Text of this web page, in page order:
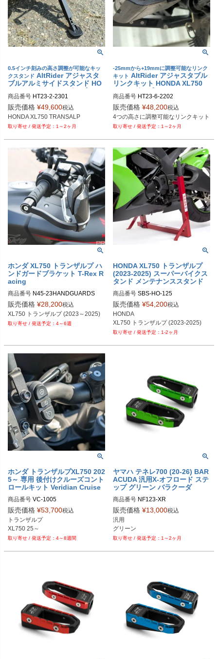
0.5インチ刻みの高さ調整が可能なキッ
クスタンド AltRider アジャスタ
ブルアルミサイドスタンド HO
商品番号 HT23-2-2301
販売価格 ¥49,600税込
HONDA XL750 TRANSALP
1～2ヶ月
-25mmから+19mmに調整可能なリンク
キット AltRider アジャスタブル
リンクキット HONDA XL750
商品番号 HT23-6-2202
販売価格 ¥48,200税込
4つの高さに調整可能なリンクキット
1～2ヶ月
ホンダ XL750 トランザルプ ハ
ンドガードブラケット T-Rex R
acing
商品番号 N45-23HANDGUARDS
N162-17HGと同一商品
販売価格 ¥28,200税込
XL750 トランザルプ (2023～2025)
4～6週
HONDA XL750 トランザルプ
(2023-2025) スーパーバイクス
タンド メンテナンススタンド
商品番号 SBS-HO-125
販売価格 ¥54,200税込
HONDA
XL750 トランザルプ (2023-2025)
1-2ヶ月
ホンダ トランザルプXL750 202
5～ 専用 後付けクルーズコント
ロールキット Veridian Cruise
商品番号 VC-1005
メーカーSKU：1005
販売価格 ¥53,700税込
トランザルプ
XL750 25～
4～8週間
ヤマハ テネレ700 (20-26) BAR
ACUDA 汎用X-オフロード ステ
ップ グリーン バラクーダ
商品番号 NF123-XR
販売価格 ¥13,000税込
汎用
グリーン
1～2ヶ月